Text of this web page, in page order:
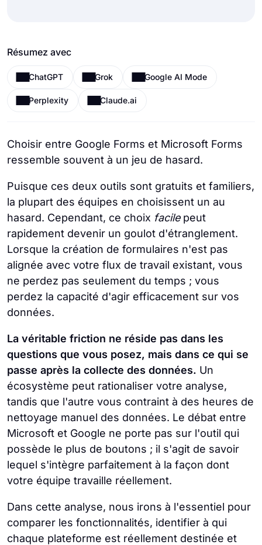
Résumez avec
ChatGPT Grok Google AI Mode
Perplexity Claude.ai
Choisir entre Google Forms et Microsoft Forms
ressemble souvent à un jeu de hasard.
Puisque ces deux outils sont gratuits et familiers,
la plupart des équipes en choisissent un au
hasard. Cependant, ce choix facilepeut
rapidement devenir un goulot d'étranglement.
Lorsque la création de formulaires n'est pas
alignée avec votre flux de travail existant, vous
ne perdez pas seulement du temps ; vous
perdez la capacité d'agir efficacement sur vos
données.
La véritable friction ne réside pas dans les
questions que vous posez, mais dans ce qui se
passe après la collecte des données. Un
écosystème peut rationaliser votre analyse,
tandis que l'autre vous contraint à des heures de
nettoyage manuel des données. Le débat entre
Microsoft et Google ne porte pas sur l'outil qui
possède le plus de boutons ; il s'agit de savoir
lequel s'intègre parfaitement à la façon dont
votre équipe travaille réellement.
Dans cette analyse, nous irons à l'essentiel pour
comparer les fonctionnalités, identifier à qui
chaque plateforme est réellement destinée et